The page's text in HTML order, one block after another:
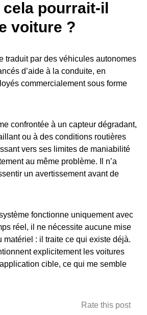
cela pourrait-il
voiture ?
traduit par des véhicules autonomes
d’aide à la conduite, en
commercialement sous forme
confrontée à un capteur dégradant,
ou à des conditions routières
vers ses limites de maniabilité
au même problème. Il n’a
un avertissement avant de
fonctionne uniquement avec
réel, il ne nécessite aucune mise
matériel : il traite ce qui existe déjà.
explicitement les voitures
cible, ce qui me semble
Rate this post